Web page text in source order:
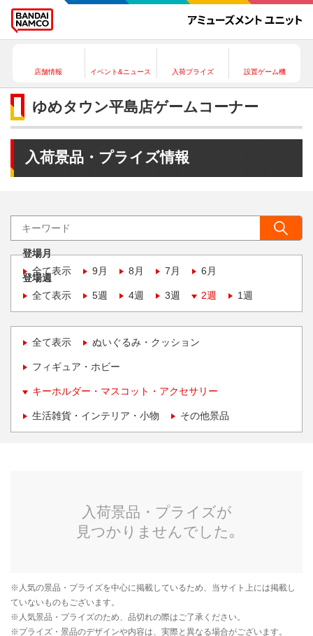
店舗情報 イベント&ニュース 入荷プライズ 設置ゲーム機
ゆめタウン平島店ゲームコーナー
入荷景品・プライズ情報
登場月
全て表示
9月 8月 7月 6月
登場週
全て表示
5週 4週 3週 2週 1週
全て表示 ぬいぐるみ・クッション
フィギュア・ホビー
キーホルダー・マスコット・アクセサリー
生活雑貨・インテリア・小物 その他景品